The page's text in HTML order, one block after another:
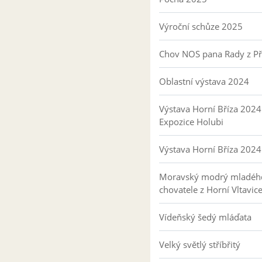
Výroční schůze 2025
Chov NOS pana Rady z
Oblastní výstava 2024
Výstava Horní Bříza 2024
Expozice Holubi
Výstava Horní Bříza 2024
Moravský modrý
chovatele z Horní Vltavice
Vídeňský šedý mláďata
Velký světlý stříbřitý